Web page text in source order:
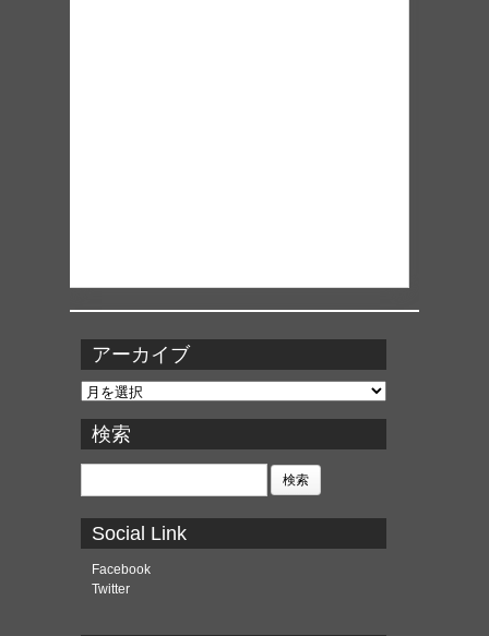
アーカイブ
ア
カ
イ
ブ
検索
検
Social Link
Facebook
Twitter